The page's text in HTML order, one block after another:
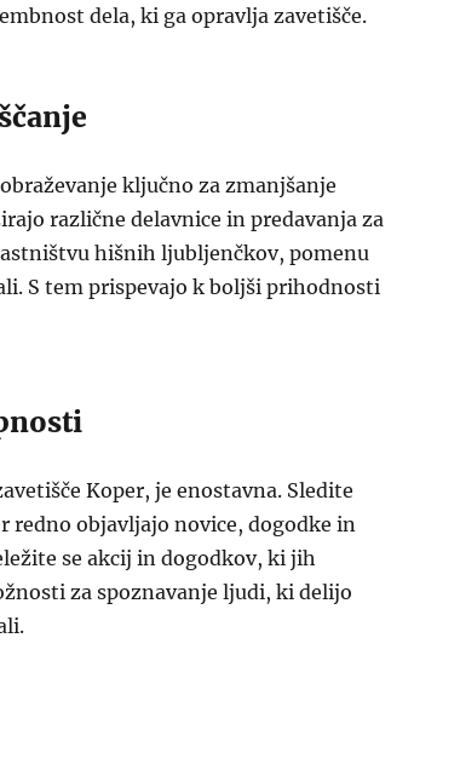
dela, ki ga opravlja zavetišče.
ključno za zmanjšanje
različne delavnice in predavanja za
hišnih ljubljenčkov, pomenu
S tem prispevajo k boljši prihodnosti
Koper, je enostavna. Sledite
objavljajo novice, dogodke in
se akcij in dogodkov, ki jih
za spoznavanje ljudi, ki delijo